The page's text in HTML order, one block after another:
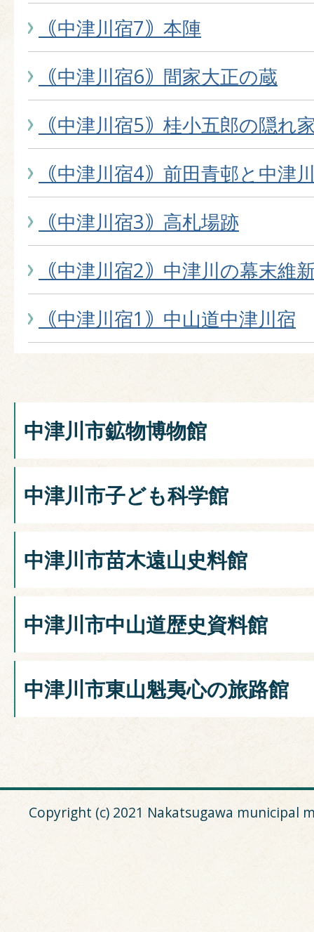
｟中津川宿7｠本陣
｟中津川宿6｠間家大正の蔵
｟中津川宿5｠桂小五郎の隠れ
｟中津川宿4｠前田青邨と中津
｟中津川宿3｠高札場跡
｟中津川宿2｠中津川の幕末維
｟中津川宿1｠中山道中津川宿
中津川市鉱物博物館
中津川市子ども科学館
中津川市苗木遠山史料館
中津川市中山道歴史資料館
中津川市東山魁夷心の旅路館
Copyright (c) 2021 Nakatsugawa municipal